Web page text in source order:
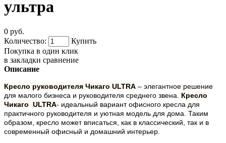
ультра
0 руб.
Количество:
Купить
Покупка в один клик
в закладки сравнение
Описание
Кресло руководителя Чикаго ULTRA – элегантное решение
для малого бизнеса и руководителя среднего звена. Кресло
Чикаго ULTRA- идеальный вариант офисного кресла для
практичного руководителя и уютная модель для дома. Таким
образом, кресло может вписаться, как в классический, так и в
современный офисный и домашний интерьер.